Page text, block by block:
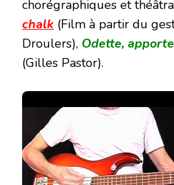
chorégraphiques et
chalk (Film à partir du
Droulers), Odette,
(Gilles Pastor).